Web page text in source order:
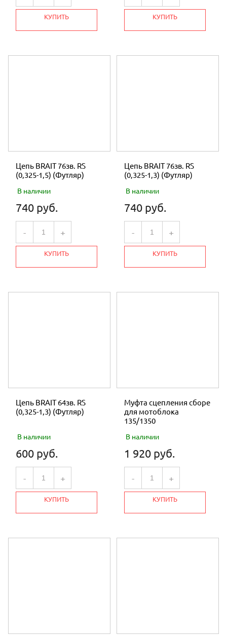
КУПИТЬ КУПИТЬ
Цепь BRAIT 76зв. RS
(0,325-1,5) (Футляр)
В наличии
740 руб.
- +
КУПИТЬ
Цепь BRAIT 76зв. RS
(0,325-1,3) (Футляр)
В наличии
740 руб.
- +
КУПИТЬ
Цепь BRAIT 64зв. RS
(0,325-1,3) (Футляр)
В наличии
600 руб.
- +
КУПИТЬ
Муфта сцепления сборе
для мотоблока
135/1350
В наличии
1 920 руб.
- +
КУПИТЬ